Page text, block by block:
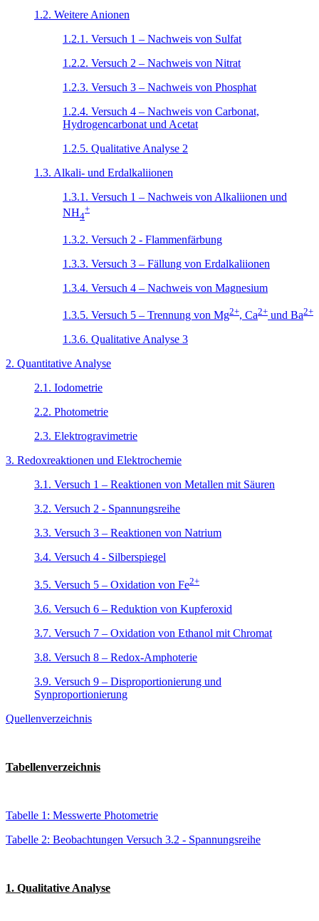
1.2. Weitere Anionen
1.2.1. Versuch 1 – Nachweis von Sulfat
1.2.2. Versuch 2 – Nachweis von Nitrat
1.2.3. Versuch 3 – Nachweis von Phosphat
1.2.4. Versuch 4 – Nachweis von Carbonat,
Hydrogencarbonat und Acetat
1.2.5. Qualitative Analyse 2
1.3. Alkali- und Erdalkaliionen
1.3.1. Versuch 1 – Nachweis von Alkaliionen und
NH4
+
1.3.2. Versuch 2 - Flammenfärbung
1.3.3. Versuch 3 – Fällung von Erdalkaliionen
1.3.4. Versuch 4 – Nachweis von Magnesium
1.3.5. Versuch 5 – Trennung von Mg2+, Ca2+ und Ba2+
1.3.6. Qualitative Analyse 3
2. Quantitative Analyse
2.1. Iodometrie
2.2. Photometrie
2.3. Elektrogravimetrie
3. Redoxreaktionen und Elektrochemie
3.1. Versuch 1 – Reaktionen von Metallen mit Säuren
3.2. Versuch 2 - Spannungsreihe
3.3. Versuch 3 – Reaktionen von Natrium
3.4. Versuch 4 - Silberspiegel
3.5. Versuch 5 – Oxidation von Fe2+
3.6. Versuch 6 – Reduktion von Kupferoxid
3.7. Versuch 7 – Oxidation von Ethanol mit Chromat
3.8. Versuch 8 – Redox-Amphoterie
3.9. Versuch 9 – Disproportionierung und
Synproportionierung
Quellenverzeichnis
Tabellenverzeichnis
Tabelle 1: Messwerte Photometrie
Tabelle 2: Beobachtungen Versuch 3.2 - Spannungsreihe
1. Qualitative Analyse